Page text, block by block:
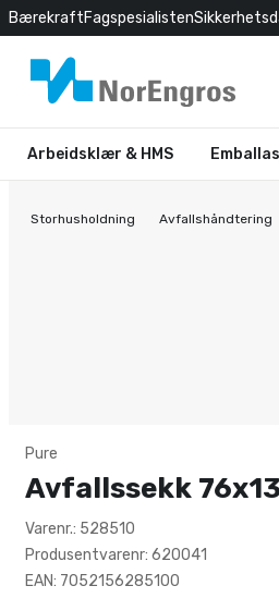
BærekraftFagspesialisten
Arbeidsklær & HMS
Storhusholdning Avfallshåndtering
Pure
Avfallssekk
Varenr.: 528510
Produsentvarenr: 620041
EAN: 7052156285100